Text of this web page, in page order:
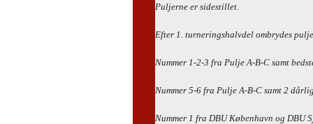
Puljerne er sidestillet.
Efter 1. turneringshalvdel ombrydes
Nummer 1-2-3 fra Pulje A-B-C samt
Nummer 5-6 fra Pulje A-B-C samt 2
Nummer 1 fra DBU København og